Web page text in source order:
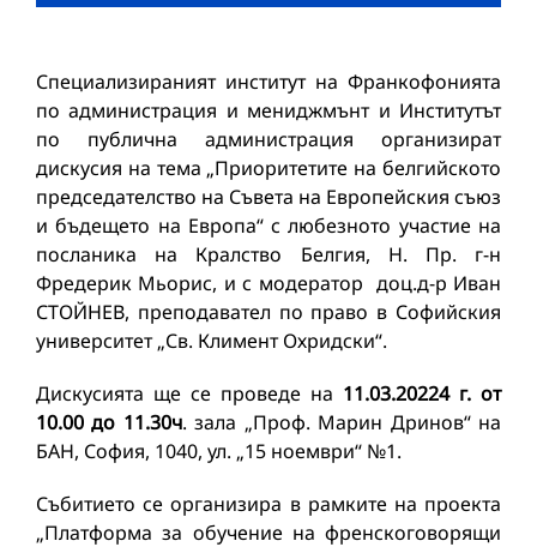
Специализираният институт на Франкофонията
по администрация и мениджмънт и Институтът
по публична администрация организират
дискусия на тема „Приоритетите на белгийското
председателство на Съвета на Европейския съюз
и бъдещето на Европа“ с любезното участие на
посланика на Кралство Белгия, Н. Пр. г-н
Фредерик Мьорис, и с модератор доц.д-р Иван
СТОЙНЕВ, преподавател по право в Софийския
университет „Св. Климент Охридски“.
Дискусията ще се проведе на 11.03.20224 г. от
10.00 до 11.30ч. зала „Проф. Марин Дринов“ на
БАН, София, 1040, ул. „15 ноември“ №1.
Събитието се организира в рамките на проекта
„Платформа за обучение на френскоговорящи